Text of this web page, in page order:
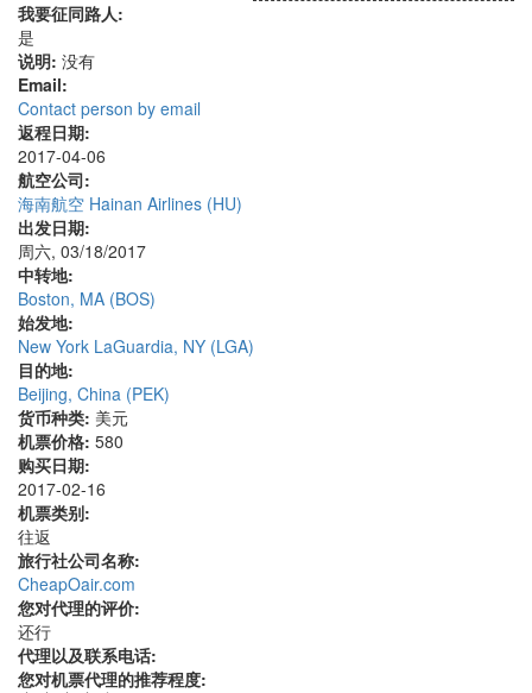
我要征同路人:
是
说明: 没有
Email:
Contact person by email
返程日期:
2017-04-06
航空公司:
海南航空 Hainan Airlines (HU)
出发日期:
周六, 03/18/2017
中转地:
Boston, MA (BOS)
始发地:
New York LaGuardia, NY (LGA)
目的地:
Beijing, China (PEK)
货币种类: 美元
机票价格: 580
购买日期:
2017-02-16
机票类别:
往返
旅行社公司名称:
CheapOair.com
您对代理的评价:
还行
代理以及联系电话:
您对机票代理的推荐程度: